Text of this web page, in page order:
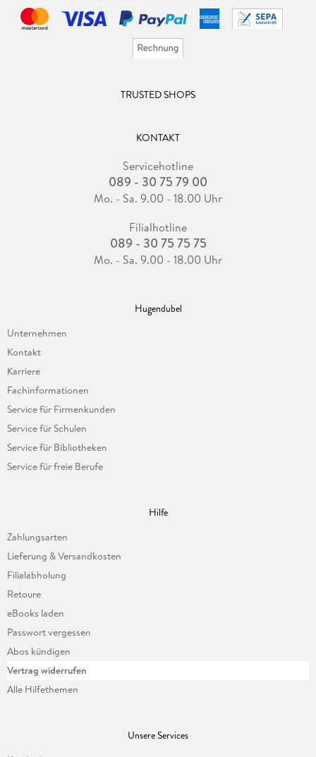
TRUSTED SHOPS
KONTAKT
Servicehotline
089 - 30 75 79 00
Mo. - Sa. 9.00 - 18.00 Uhr
Filialhotline
089 - 30 75 75 75
Mo. - Sa. 9.00 - 18.00 Uhr
Hugendubel
Unternehmen
Kontakt
Karriere
Fachinformationen
Service für Firmenkunden
Service für Schulen
Service für Bibliotheken
Service für freie Berufe
Hilfe
Zahlungsarten
Lieferung & Versandkosten
Filialabholung
Retoure
eBooks laden
Passwort vergessen
Abos kündigen
Vertrag widerrufen
Alle Hilfethemen
Unsere Services